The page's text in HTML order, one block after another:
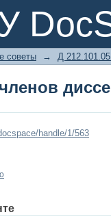
советы → Д
handle/1/563